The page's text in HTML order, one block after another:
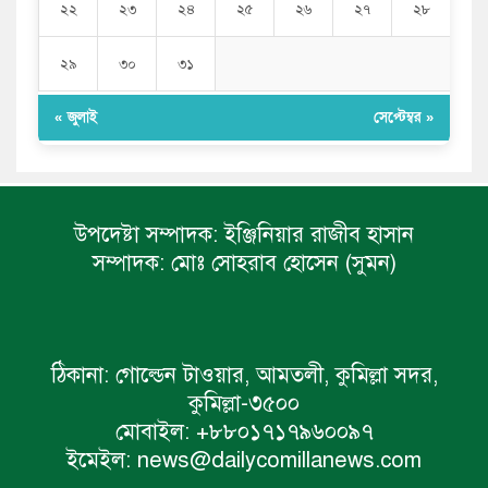
২২ ২৩ ২৪ ২৫ ২৬ ২৭ ২৮
২৯ ৩০ ৩১
« জুলাই সেপ্টেম্বর »
উপদেষ্টা সম্পাদক: ইঞ্জিনিয়ার রাজীব হাসান
সম্পাদক: মোঃ সোহরাব হোসেন (সুমন)
ঠিকানা: গোল্ডেন টাওয়ার, আমতলী, কুমিল্লা সদর,
কুমিল্লা-৩৫০০
মোবাইল: +৮৮০১৭১৭৯৬০০৯৭
ইমেইল: news@dailycomillanews.com